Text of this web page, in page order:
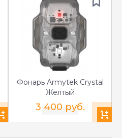
Фонарь Armytek Crystal
Желтый
3 400 руб.